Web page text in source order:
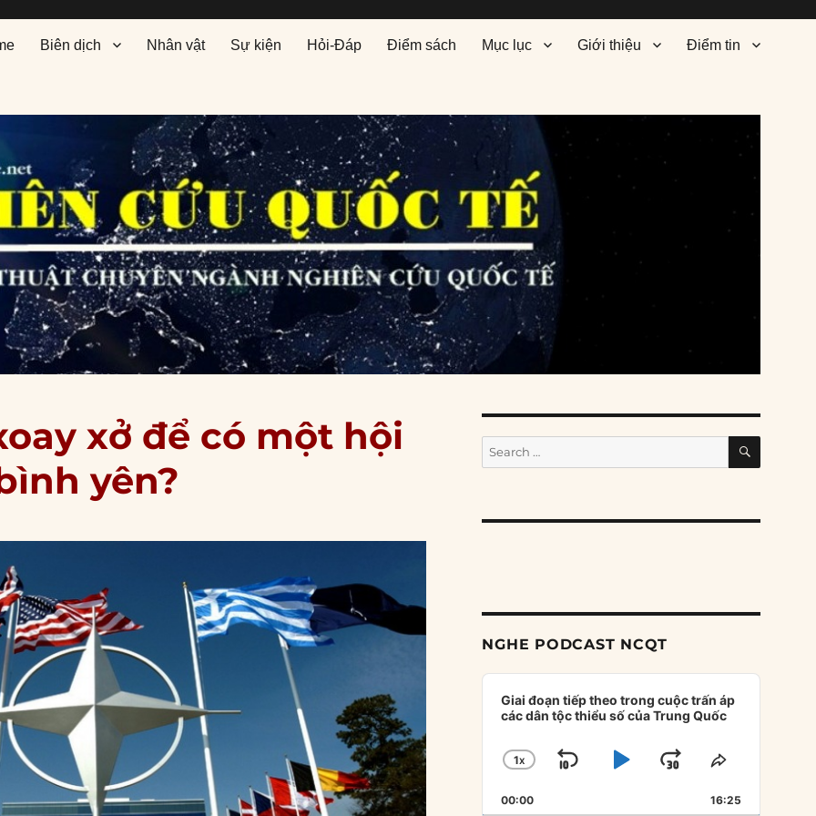
Biên dịch Nhân vật Sự kiện Hỏi-Đáp Điểm sách Mục lục Giới thiệu Điểm tin
xở để có một hội
yên?
Search
for:
SEARCH
NGHE PODCAST NCQT
Audio
Player
Giai đoạn tiếp theo trong cuộc trấn áp
các dân tộc thiểu số của Trung Quốc
CHANGE
RATE
1X
SKIP
BACKWARD
PLAYJUMP
FORWARD
SHARE
EPISODE
00:00 16:25